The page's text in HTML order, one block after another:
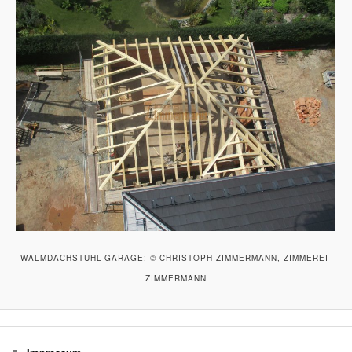
WALMDACHSTUHL-GARAGE; © CHRISTOPH ZIMMERMANN, ZIMMEREI-
ZIMMERMANN